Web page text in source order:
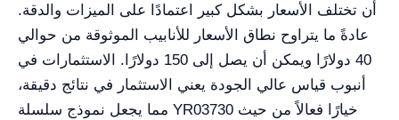
أن تختلف الأسعار بشكل كبير اعتمادًا على الميزات والدقة.
عادةً ما يتراوح نطاق الأسعار للأنابيب الموثوقة من حوالي
40 دولارًا ويمكن أن يصل إلى 150 دولارًا. الاستثمارات في
أنبوب قياس عالي الجودة يعني الاستثمار في نتائج دقيقة،
مما يجعل نموذج سلسلة YR03730 خيارًا فعالاً من حيث